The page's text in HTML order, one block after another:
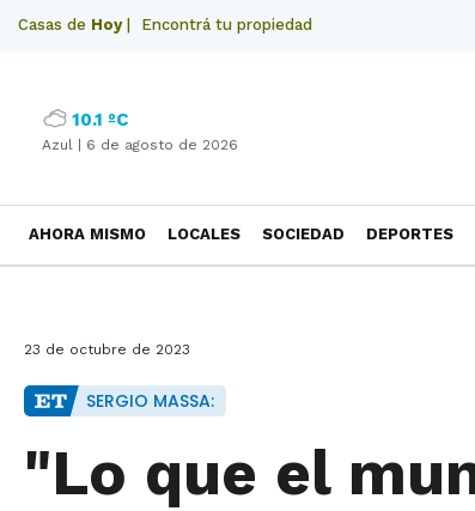
Casas de Hoy| Encontrá tu propiedad
10.1 ºC
Azul | 6 de agosto de 2026
AHORA MISMO LOCALES SOCIEDAD DEPORTES
23 de octubre de 2023
SERGIO MASSA:
"Lo que el